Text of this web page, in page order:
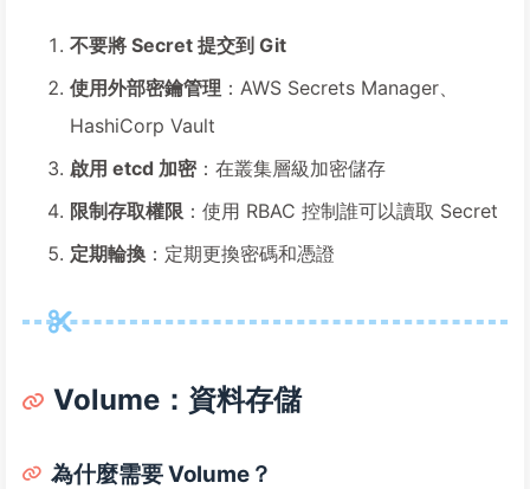
不要將 Secret 提交到 Git
使用外部密鑰管理 ：AWS Secrets Manager、
HashiCorp Vault
啟用 etcd 加密：在叢集層級加密儲存
限制存取權限 ：使用 RBAC 控制誰可以讀取 Secret
定期輪換 ：定期更換密碼和憑證
Volume：資料存儲
為什麼需要 Volume？